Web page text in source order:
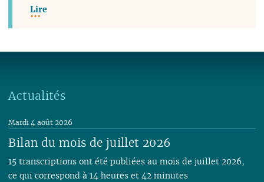
Lire
Actualités
Bilan du mois de juillet 2026
Mardi 4 août 2026
15 transcriptions ont été publiées au mois de juillet 2026,
ce qui correspond à 14 heures et 42 minutes